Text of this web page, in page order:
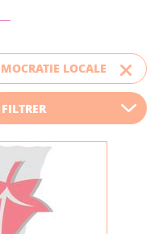
LOCALE
Choisissez votre filtre
d'actualité